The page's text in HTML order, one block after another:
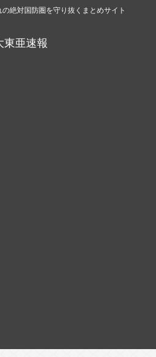
絶対国防圏を守り抜くまとめサイト
東亜速報